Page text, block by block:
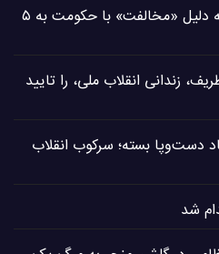
امید قوچانیان، شهروند درگز، به دلیل «مخالفت» با حکومت به ۵
زندانی انقلاب ملی، را تایید
دست‌وپا بسته؛ سرکوب انقلاب
شد